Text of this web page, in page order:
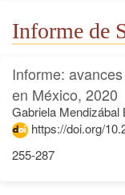
Informe de
Informe:
en México, 2020
Gabriela Mendizábal
https://doi.org/
255-287